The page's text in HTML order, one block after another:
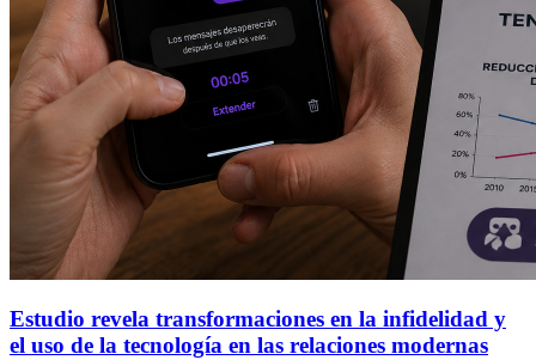
Estudio revela transformaciones en la infidelidad y
el uso de la tecnología en las relaciones modernas